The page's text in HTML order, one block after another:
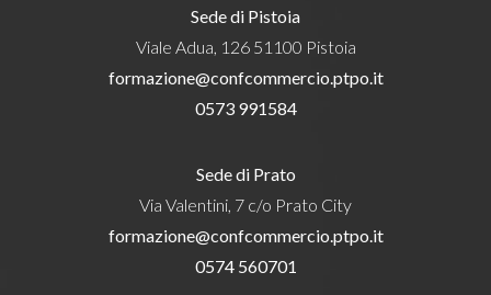
Sede di Pistoia
Viale Adua, 126 51100 Pistoia
formazione@confcommercio.ptpo.it
0573 991584
Sede di Prato
Via Valentini, 7 c/o Prato City
formazione@confcommercio.ptpo.it
0574 560701